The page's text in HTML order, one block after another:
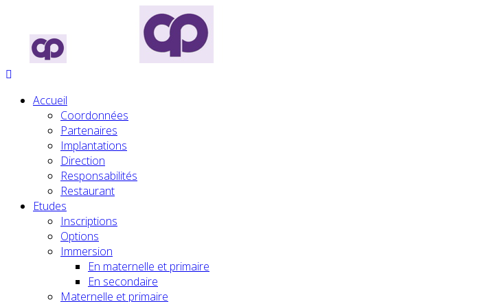
Accueil
Coordonnées
Partenaires
Implantations
Direction
Responsabilités
Restaurant
Etudes
Inscriptions
Options
Immersion
En maternelle et primaire
En secondaire
Maternelle et primaire